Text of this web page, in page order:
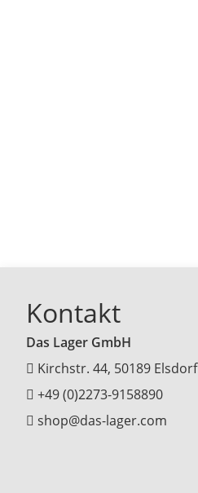
Kontakt
Das Lager GmbH
Kirchstr. 44, 50189 Elsdorf
+49 (0)2273-9158890
shop@das-lager.com